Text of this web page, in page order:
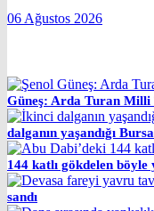
06 Ağustos 2026
Güneş: Arda Turan Milli
dalganın yaşandığı
144 katlı gökdelen böyle
sandı